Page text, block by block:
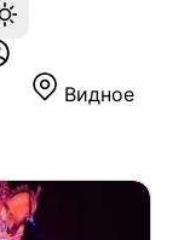
Видное